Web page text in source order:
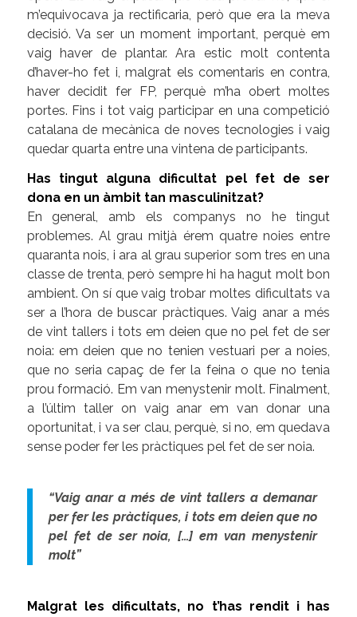
m’equivocava ja rectificaria, però que era la meva
decisió. Va ser un moment important, perquè em
vaig haver de plantar. Ara estic molt contenta
d’haver-ho fet i, malgrat els comentaris en contra,
haver decidit fer FP, perquè m’ha obert moltes
portes. Fins i tot vaig participar en una competició
catalana de mecànica de noves tecnologies i vaig
quedar quarta entre una vintena de participants.
Has tingut alguna dificultat pel fet de ser
dona en un àmbit tan masculinitzat?
En general, amb els companys no he tingut
problemes. Al grau mitjà érem quatre noies entre
quaranta nois, i ara al grau superior som tres en una
classe de trenta, però sempre hi ha hagut molt bon
ambient. On sí que vaig trobar moltes dificultats va
ser a l’hora de buscar pràctiques. Vaig anar a més
de vint tallers i tots em deien que no pel fet de ser
noia: em deien que no tenien vestuari per a noies,
que no seria capaç de fer la feina o que no tenia
prou formació. Em van menystenir molt. Finalment,
a l’últim taller on vaig anar em van donar una
oportunitat, i va ser clau, perquè, si no, em quedava
sense poder fer les pràctiques pel fet de ser noia.
“Vaig anar a més de vint tallers a demanar
per fer les pràctiques, i tots em deien que no
pel fet de ser noia, […] em van menystenir
molt”
Malgrat les dificultats, no t’has rendit i has